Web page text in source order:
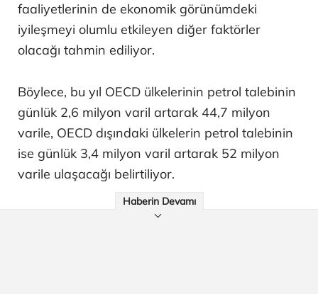
faaliyetlerinin de ekonomik görünümdeki
iyileşmeyi olumlu etkileyen diğer faktörler
olacağı tahmin ediliyor.
Böylece, bu yıl OECD ülkelerinin petrol talebinin
günlük 2,6 milyon varil artarak 44,7 milyon
varile, OECD dışındaki ülkelerin petrol talebinin
ise günlük 3,4 milyon varil artarak 52 milyon
varile ulaşacağı belirtiliyor.
Haberin Devamı